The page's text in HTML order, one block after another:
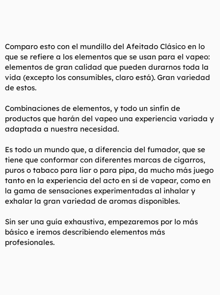
Comparo esto con el mundillo del Afeitado Clásico en lo
que se refiere a los elementos que se usan para el vapeo:
elementos de gran calidad que pueden durarnos toda la
vida (excepto los consumibles, claro está). Gran variedad
de estos.
Combinaciones de elementos, y todo un sinfín de
productos que harán del vapeo una experiencia variada y
adaptada a nuestra necesidad.
Es todo un mundo que, a diferencia del fumador, que se
tiene que conformar con diferentes marcas de cigarros,
puros o tabaco para liar o para pipa, da mucho más juego
tanto en la experiencia del acto en sí de vapear, como en
la gama de sensaciones experimentadas al inhalar y
exhalar la gran variedad de aromas disponibles.
Sin ser una guía exhaustiva, empezaremos por lo más
básico e iremos describiendo elementos más
profesionales.